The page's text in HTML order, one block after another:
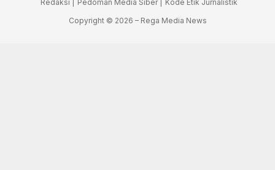
Redaksi | Pedoman Media Siber |
Kode Etik Jurnalistik
Copyright © 2026 – Rega Media News